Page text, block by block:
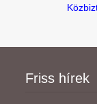
Friss hírek